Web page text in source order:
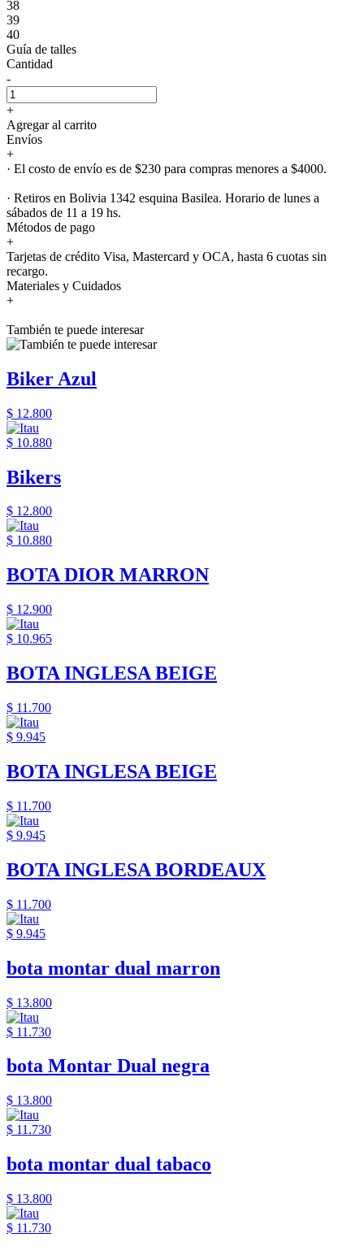
38
39
40
Guía de talles
Cantidad
-
+
Agregar al carrito
Envíos
+
· El costo de envío es de $230 para compras menores a $4000.
· Retiros en Bolivia 1342 esquina Basilea. Horario de lunes a
sábados de 11 a 19 hs.
Métodos de pago
+
Tarjetas de crédito Visa, Mastercard y OCA, hasta 6 cuotas sin
recargo.
Materiales y Cuidados
+
También te puede interesar
Biker Azul
$ 12.800
$ 10.880
Bikers
$ 12.800
$ 10.880
BOTA DIOR MARRON
$ 12.900
$ 10.965
BOTA INGLESA BEIGE
$ 11.700
$ 9.945
BOTA INGLESA BEIGE
$ 11.700
$ 9.945
BOTA INGLESA BORDEAUX
$ 11.700
$ 9.945
bota montar dual marron
$ 13.800
$ 11.730
bota Montar Dual negra
$ 13.800
$ 11.730
bota montar dual tabaco
$ 13.800
$ 11.730